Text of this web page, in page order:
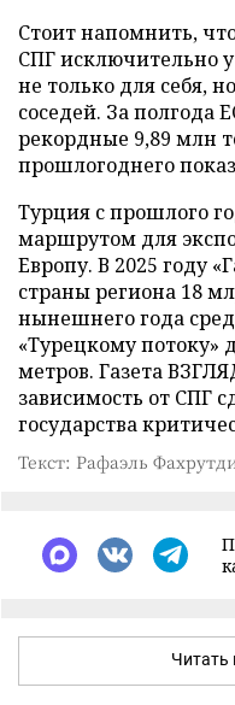
Стоит напомнить,
СПГ исключительно
не только для себя,
соседей. За полгода
рекордные 9,89 млн
прошлогоднего
Турция с прошлого
маршрутом для
Европу. В 2025 году
страны региона 18
нынешнего года
«Турецкому потоку»
метров. Газета
зависимость от СПГ
государства
Текст: Рафаэль
Читать